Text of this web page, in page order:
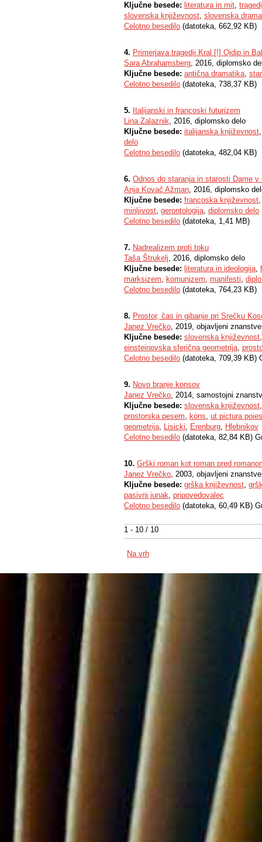
1 - 10 / 10
Ključne besede: literatura in mit,
slovenska književnost, slovenska
Celotno besedilo (datoteka, 662,92 KB)
4. Primerjava tragedij Kral [!] Ojdip in
Sara Abrahamsberg, 2016, diplomsko
Ključne besede: antična dramatika,
Celotno besedilo (datoteka, 738,37 KB)
5. Italijanski in francoski futurizem
Lina Zalaznik, 2016, diplomsko delo
Ključne besede: italijanska književnost
delo
Celotno besedilo (datoteka, 482,04 KB)
6. Odnos do staranja in starosti Dame
Anja Kovač Ažman, 2016, diplomsko
Ključne besede: francoska književnost
minljivost, gerontologija, diplomsko delo
Celotno besedilo (datoteka, 1,41 MB)
7. Nadrealizem proti toku
Taša Štrukelj, 2016, diplomsko delo
Ključne besede: literatura in ideologija,
marksizem, komunizem, manifesti,
Celotno besedilo (datoteka, 764,23 KB)
8. Prostor, čas in gibanje pri Srečku
Janez Vrečko, 2019, objavljeni
Ključne besede: slovenska književnost
einsteinovska sferična geometrija,
Celotno besedilo (datoteka, 709,39 KB)
9. Novo branje konsov
Janez Vrečko, 2014, samostojni
Ključne besede: slovenska književnost
prostorska pesem, kons, ut pictura
geometrija, Lisicki, Erenburg, Hlebnikov
Celotno besedilo (datoteka, 82,84 KB)
10. Grški roman kot roman pred
Janez Vrečko, 2003, objavljeni
Ključne besede: grška književnost,
pasivni junak, pripovedovalec
Celotno besedilo (datoteka, 60,49 KB)
Na vrh